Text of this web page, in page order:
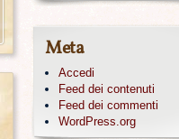
Meta
Accedi
Feed dei contenuti
Feed dei commenti
WordPress.org